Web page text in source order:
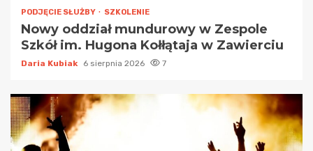
PODJĘCIE SŁUŻBY SZKOLENIE
Nowy oddział mundurowy w Zespole
Szkół im. Hugona Kołłątaja w Zawierciu
Daria Kubiak 6 sierpnia 2026 7